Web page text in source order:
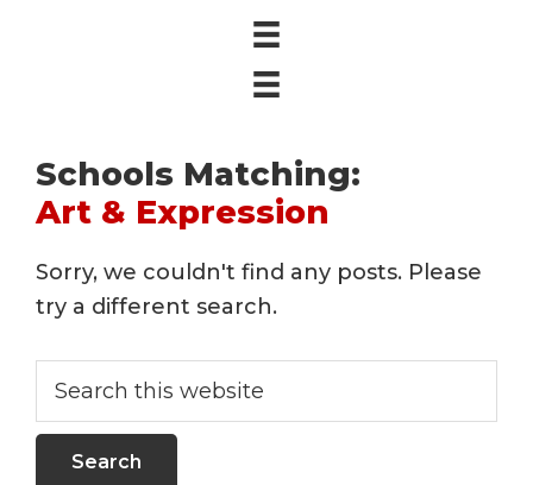
Schools Matching:
Art & Expression
Sorry, we couldn't find any posts. Please
try a different search.
Search
website